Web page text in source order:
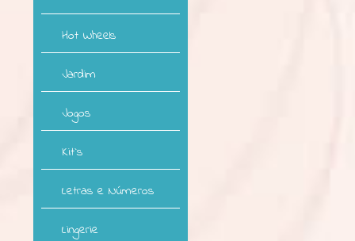
Hot Wheels
Jardim
Jogos
Kit`s
Letras e Números
Lingerie